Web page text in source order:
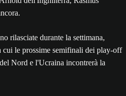
rilasciate durante la settimana,
cui le prossime semifinali dei play-off
Nord e l'Ucraina incontrerà la